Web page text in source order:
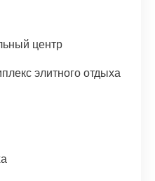
центр
элитного отдыха